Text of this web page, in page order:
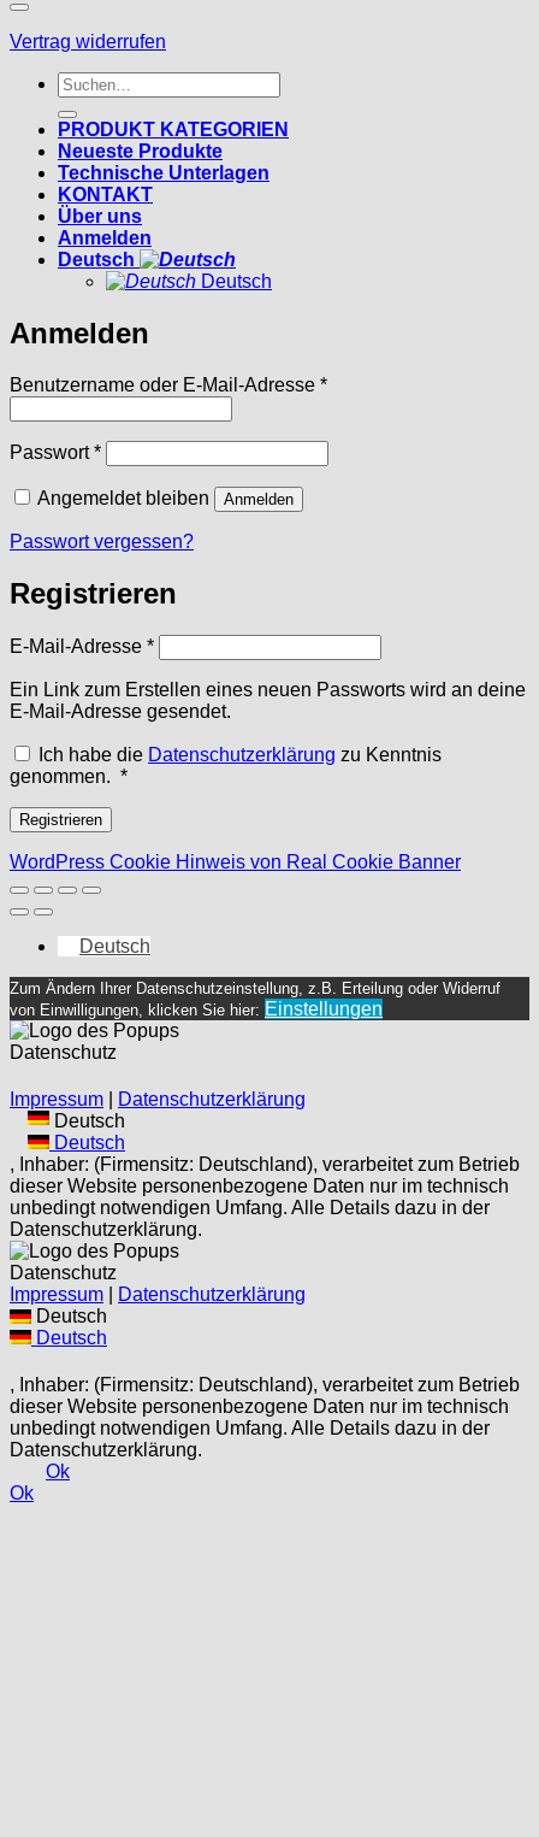
Vertrag widerrufen
Suchen
nach:
PRODUKT KATEGORIEN
Neueste Produkte
Technische Unterlagen
KONTAKT
Über uns
Anmelden
Deutsch
Deutsch
Anmelden
Benutzername oder E-Mail-Adresse *Erforderlich
Passwort*Erforderlich
Angemeldet bleiben Anmelden
Passwort vergessen?
Registrieren
E-Mail-Adresse *Erforderlich
Ein Link zum Erstellen eines neuen Passworts wird an deine
E-Mail-Adresse gesendet.
Ich habe die Datenschutzerklärung zu Kenntnis
genommen. *Erforderlich
Registrieren
WordPress Cookie Hinweis von Real Cookie Banner
Deutsch
Zum Ändern Ihrer Datenschutzeinstellung, z.B. Erteilung oder Widerruf
von Einwilligungen, klicken Sie hier: Einstellungen
Datenschutz
Impressum
Datenschutzerklärung
Deutsch
Deutsch
, Inhaber: (Firmensitz: Deutschland), verarbeitet zum Betrieb
dieser Website personenbezogene Daten nur im technisch
unbedingt notwendigen Umfang. Alle Details dazu in der
Datenschutzerklärung.
Datenschutz
Impressum
Datenschutzerklärung
Deutsch
Deutsch
, Inhaber: (Firmensitz: Deutschland), verarbeitet zum Betrieb
dieser Website personenbezogene Daten nur im technisch
unbedingt notwendigen Umfang. Alle Details dazu in der
Datenschutzerklärung.
Ok
Ok